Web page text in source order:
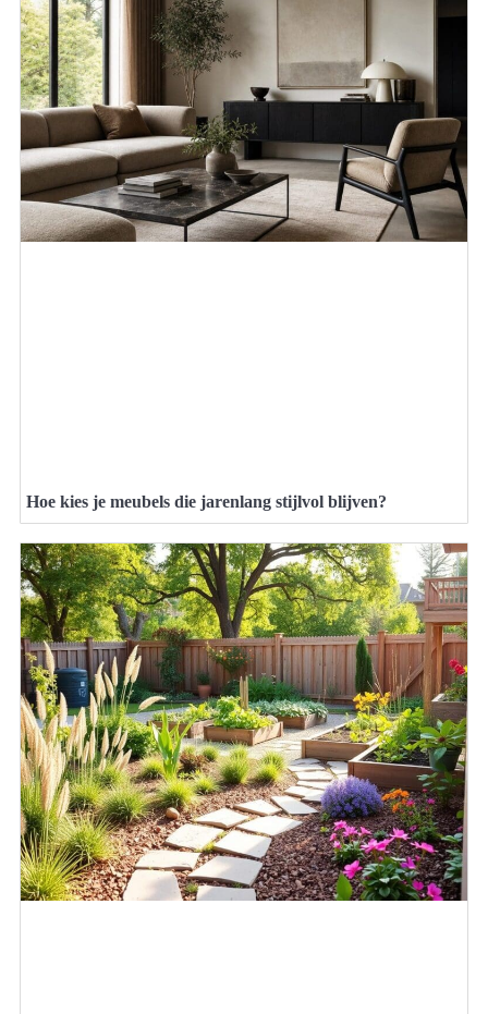
Hoe kies je meubels die jarenlang stijlvol blijven?